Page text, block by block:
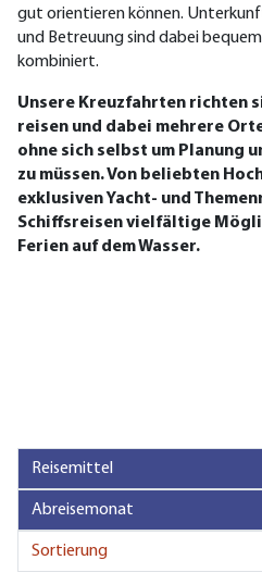
gut orientieren können.
und Betreuung sind dabei bequem
kombiniert.
Unsere Kreuzfahrten richten
reisen und dabei mehrere
ohne sich selbst um Planung
zu müssen. Von beliebten
exklusiven Yacht- und
Schiffsreisen vielfältige
Ferien auf dem Wasser.